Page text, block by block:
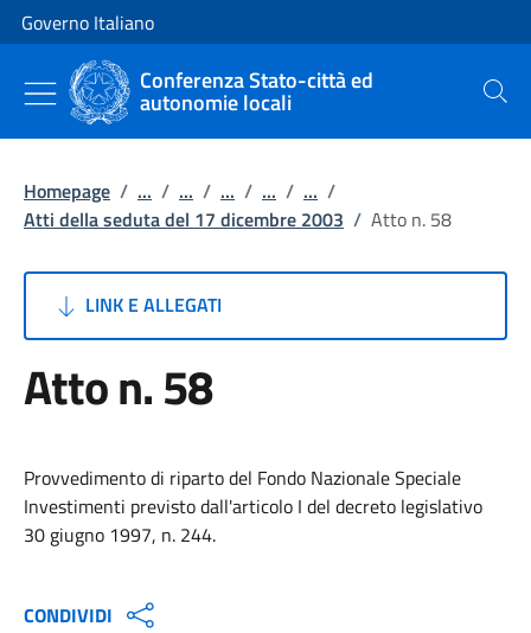
Vai al contenuto
Vai alla navigazione del sito
Governo Italiano
Conferenza Stato-città ed
autonomie locali Cerca
Homepage / ... / ... / ... / ... / ... /
Atti della seduta del 17 dicembre 2003 / Atto n. 58
LINK E ALLEGATI
Atto n. 58
Provvedimento di riparto del Fondo Nazionale Speciale
Investimenti previsto dall'articolo I del decreto legislativo
30 giugno 1997, n. 244.
CONDIVIDI